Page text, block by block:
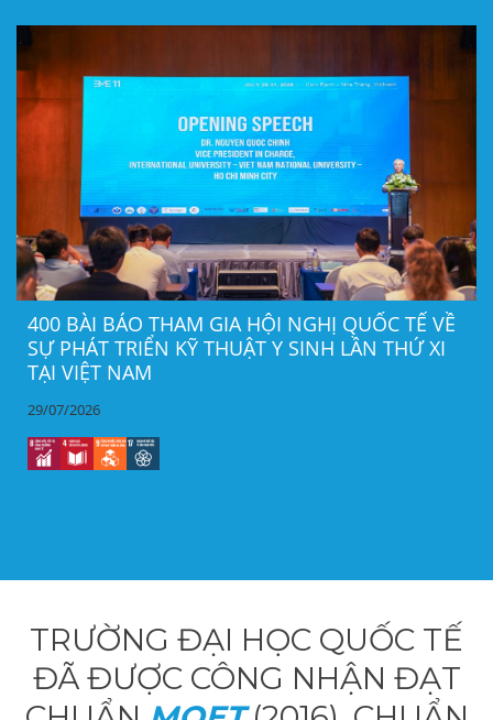
400 BÀI BÁO THAM GIA HỘI NGHỊ QUỐC TẾ VỀ
SỰ PHÁT TRIỂN KỸ THUẬT Y SINH LẦN THỨ XI
TẠI VIỆT NAM
29/07/2026
TRƯỜNG ĐẠI HỌC QUỐC TẾ
ĐÃ ĐƯỢC CÔNG NHẬN ĐẠT